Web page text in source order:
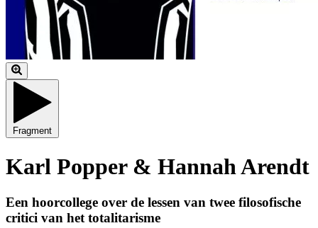
Fragment
Karl Popper & Hannah Arendt
Een hoorcollege over de lessen van twee filosofische
critici van het totalitarisme